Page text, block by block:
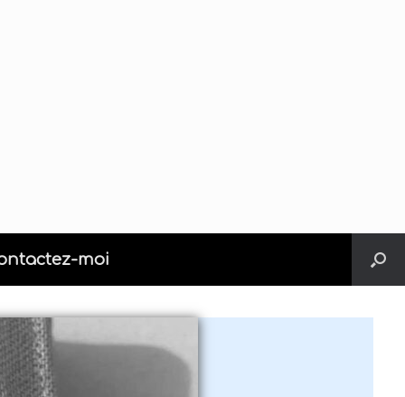
moi